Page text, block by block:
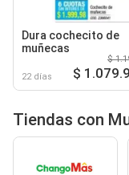
Dura cochecito de
muñecas
22 días
$
$
Tiendas con